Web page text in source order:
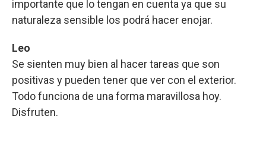
importante que lo tengan en cuenta ya que su
naturaleza sensible los podrá hacer enojar.
Leo
Se sienten muy bien al hacer tareas que son
positivas y pueden tener que ver con el exterior.
Todo funciona de una forma maravillosa hoy.
Disfruten.